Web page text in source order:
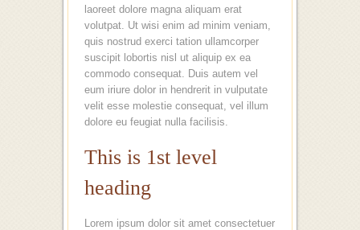
laoreet dolore magna aliquam erat
volutpat. Ut wisi enim ad minim veniam,
quis nostrud exerci tation ullamcorper
suscipit lobortis nisl ut aliquip ex ea
commodo consequat. Duis autem vel
eum iriure dolor in hendrerit in vulputate
velit esse molestie consequat, vel illum
dolore eu feugiat nulla facilisis.
This is 1st level
heading
Lorem ipsum dolor sit amet consectetuer